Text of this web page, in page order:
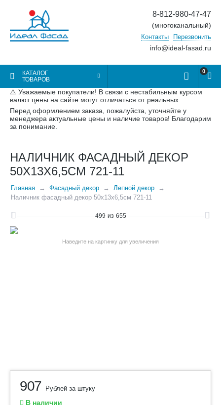
8-812-980-47-47
(многоканальный)
Контакты Перезвонить
info@ideal-fasad.ru
КАТАЛОГ
ТОВАРОВ
0
⚠ Уважаемые покупатели! В связи с нестабильным курсом
валют цены на сайте могут отличаться от реальных.
Перед оформлением заказа, пожалуйста, уточняйте у
менеджера актуальные цены и наличие товаров! Благодарим
за понимание.
НАЛИЧНИК ФАСАДНЫЙ ДЕКОР
50Х13Х6,5СМ 721-11
Главная Фасадный декор
Лепной декор
Наличник фасадный декор 50х13х6,5см 721-11
499 из 655
Наведите на картинку для увеличения
907 Рублей за штуку
В наличии